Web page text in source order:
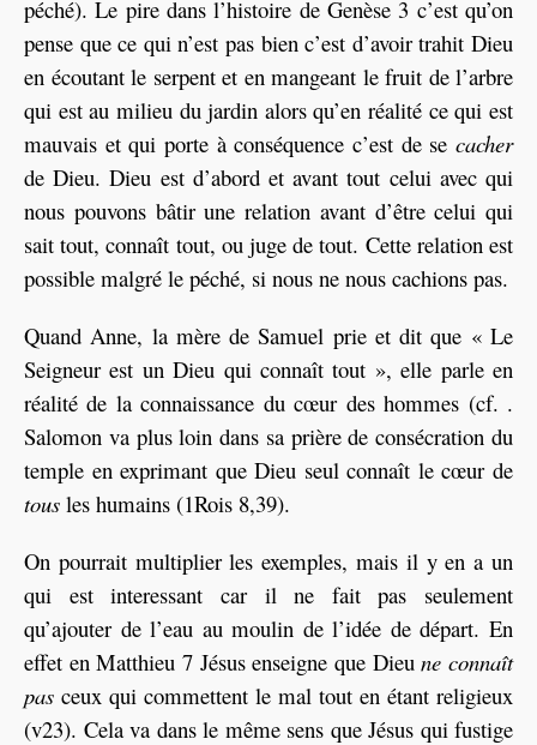
péché). Le pire dans l’histoire de Genèse 3 c’est qu’on
pense que ce qui n’est pas bien c’est d’avoir trahit Dieu
en écoutant le serpent et en mangeant le fruit de l’arbre
qui est au milieu du jardin alors qu’en réalité ce qui est
mauvais et qui porte à conséquence c’est de se cacher
de Dieu. Dieu est d’abord et avant tout celui avec qui
nous pouvons bâtir une relation avant d’être celui qui
sait tout, connaît tout, ou juge de tout. Cette relation est
possible malgré le péché, si nous ne nous cachions pas.
Quand Anne, la mère de Samuel prie et dit que « Le
Seigneur est un Dieu qui connaît tout », elle parle en
réalité de la connaissance du cœur des hommes (cf. .
Salomon va plus loin dans sa prière de consécration du
temple en exprimant que Dieu seul connaît le cœur de
tous les humains (1Rois 8,39).
On pourrait multiplier les exemples, mais il y en a un
qui est interessant car il ne fait pas seulement
qu’ajouter de l’eau au moulin de l’idée de départ. En
effet en Matthieu 7 Jésus enseigne que Dieune connaît
pas ceux qui commettent le mal tout en étant religieux
(v23). Cela va dans le même sens que Jésus qui fustige